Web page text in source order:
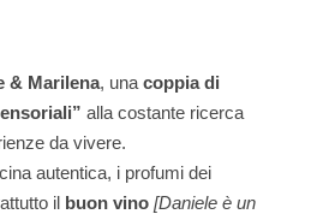
& Marilena, una coppia di
alla costante ricerca
da vivere.
autentica, i profumi dei
il buon vino [Daniele è un